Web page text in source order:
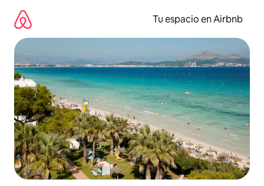
contenido
Tu espacio en Airbnb